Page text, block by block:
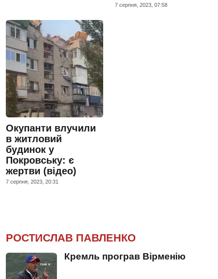
7 серпня, 2023, 07:58
Окупанти влучили
в житловий
будинок у
Покровську: є
жертви (відео)
7 серпня, 2023, 20:31
РОСТИСЛАВ ПАВЛЕНКО
Кремль програв Вірменію